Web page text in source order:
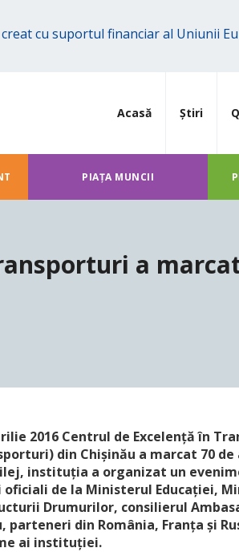
cu suportul financiar al Uniunii
Acasă Știri
PIAȚA MUNCII
a
2016 Centrul de Excelență în
din Chișinău a marcat 70 de
instituția a organizat un
oficiali de la Ministerul Educației,
Drumurilor, consilierul
parteneri din România, Franța și
ai instituției.